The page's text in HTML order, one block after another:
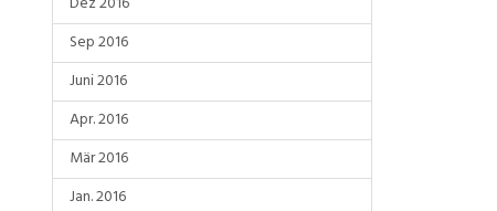
Sep 2016
Juni 2016
Apr. 2016
Mär 2016
Jan. 2016